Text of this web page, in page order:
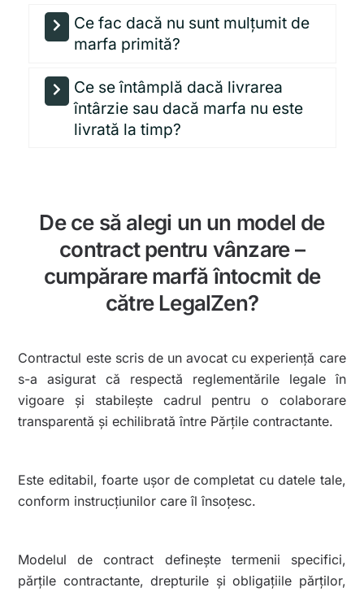
Ce fac dacă nu sunt mulțumit de
marfa primită?
Ce se întâmplă dacă livrarea
întârzie sau dacă marfa nu este
livrată la timp?
De ce să alegi un un model de
contract pentru vânzare –
cumpărare marfă întocmit de
către LegalZen?
Contractul este scris de un avocat cu experiență care
s-a asigurat că respectă reglementările legale în
vigoare și stabilește cadrul pentru o colaborare
transparentă și echilibrată între Părțile contractante.
Este editabil, foarte ușor de completat cu datele tale,
conform instrucțiunilor care îl însoțesc.
Modelul de contract definește termenii specifici,
părțile contractante, drepturile și obligațiile părților,